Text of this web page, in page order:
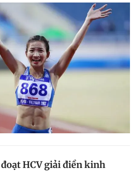
HCV giải điền kinh